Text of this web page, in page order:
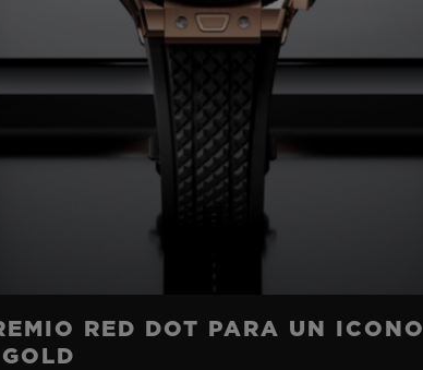
RED DOT PARA UN ICONO